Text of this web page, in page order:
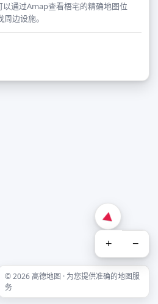
以通过Amap查看梧宅的精确地图位
边设施。
+ −
© 2026 高德地图 · 为您提供准确的地图服
务